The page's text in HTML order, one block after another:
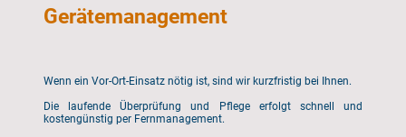
Gerätemanagement
Wenn ein Vor-Ort-Einsatz nötig ist, sind wir kurzfristig bei Ihnen.
Die laufende Überprüfung und Pflege erfolgt schnell und
kostengünstig per Fernmanagement.